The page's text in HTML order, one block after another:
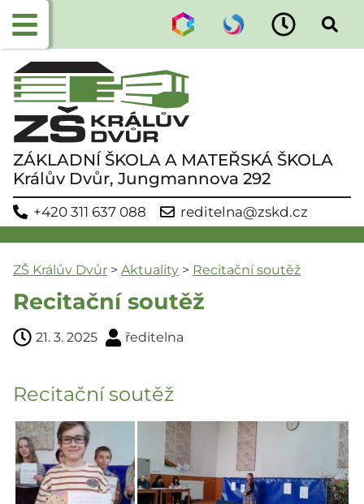
ZÁKLADNÍ ŠKOLA A MATEŘSKÁ ŠKOLA
Králův Dvůr, Jungmannova 292
+420 311 637 088 reditelna@zskd.cz
ZŠ Králův Dvůr > Aktuality > Recitační soutěž
Recitační soutěž
21. 3. 2025 ředitelna
Recitační soutěž